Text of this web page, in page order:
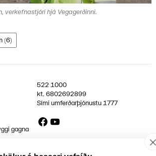
verkefnastjóri hjá Vegagerðinni.
(6)
522 1000
kt.6802692899
Sími umferðarþjónustu1777
gagna
FacebookYouTube